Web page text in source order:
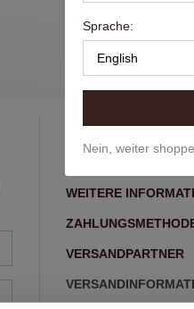
WEITERE
VERSANDPARTNER
Sprache:
English
Nein, weiter